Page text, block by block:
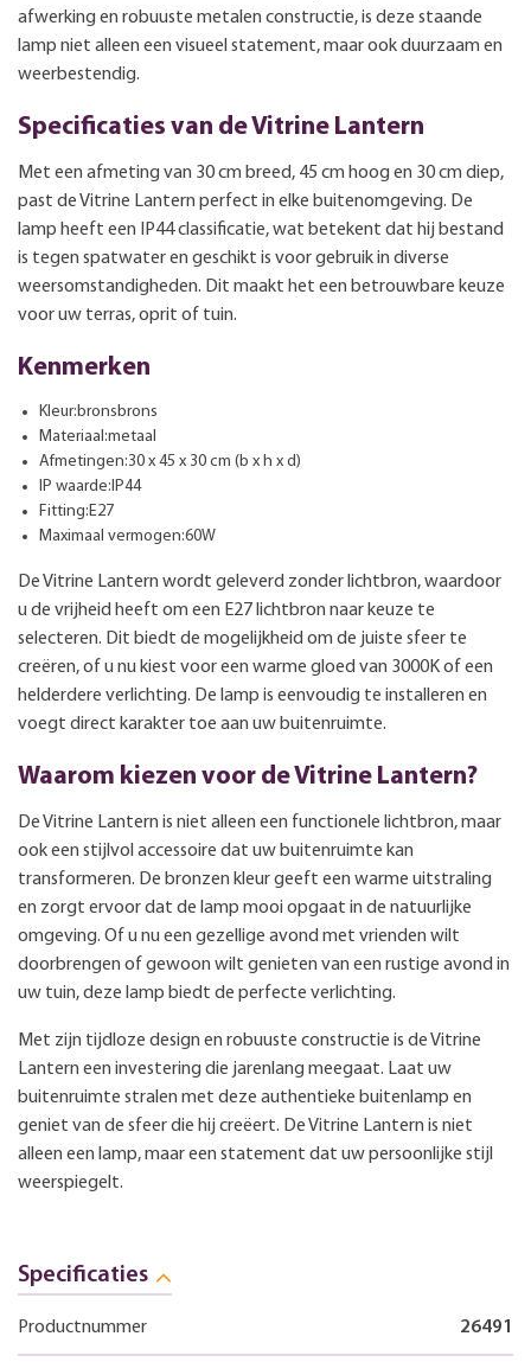
afwerking en robuuste metalen constructie, is deze staande
lamp niet alleen een visueel statement, maar ook duurzaam en
weerbestendig.
Specificaties van de Vitrine Lantern
Met een afmeting van 30 cm breed, 45 cm hoog en 30 cm diep,
past de Vitrine Lantern perfect in elke buitenomgeving. De
lamp heeft een IP44 classificatie, wat betekent dat hij bestand
is tegen spatwater en geschikt is voor gebruik in diverse
weersomstandigheden. Dit maakt het een betrouwbare keuze
voor uw terras, oprit of tuin.
Kenmerken
Kleur:bronsbrons
Materiaal:metaal
Afmetingen:30 x 45 x 30 cm (b x h x d)
IP waarde:IP44
Fitting:E27
Maximaal vermogen:60W
De Vitrine Lantern wordt geleverd zonder lichtbron, waardoor
u de vrijheid heeft om een E27 lichtbron naar keuze te
selecteren. Dit biedt de mogelijkheid om de juiste sfeer te
creëren, of u nu kiest voor een warme gloed van 3000K of een
helderdere verlichting. De lamp is eenvoudig te installeren en
voegt direct karakter toe aan uw buitenruimte.
Waarom kiezen voor de Vitrine Lantern?
De Vitrine Lantern is niet alleen een functionele lichtbron, maar
ook een stijlvol accessoire dat uw buitenruimte kan
transformeren. De bronzen kleur geeft een warme uitstraling
en zorgt ervoor dat de lamp mooi opgaat in de natuurlijke
omgeving. Of u nu een gezellige avond met vrienden wilt
doorbrengen of gewoon wilt genieten van een rustige avond in
uw tuin, deze lamp biedt de perfecte verlichting.
Met zijn tijdloze design en robuuste constructie is de Vitrine
Lantern een investering die jarenlang meegaat. Laat uw
buitenruimte stralen met deze authentieke buitenlamp en
geniet van de sfeer die hij creëert. De Vitrine Lantern is niet
alleen een lamp, maar een statement dat uw persoonlijke stijl
weerspiegelt.
Specificaties
Productnummer 26491